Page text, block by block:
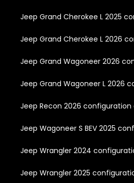
Jeep Grand Cherokee L 2025
Jeep Grand Cherokee L 2026
Jeep Grand Wagoneer 2026
Jeep Grand Wagoneer L 2026
Jeep Recon 2026 configuration
Jeep Wagoneer S BEV 2025
Jeep Wrangler 2024
Jeep Wrangler 2025